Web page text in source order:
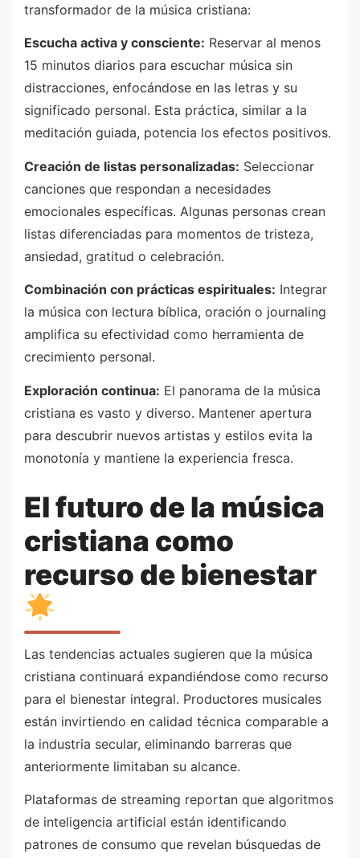
transformador de la música cristiana:
Escucha activa y consciente: Reservar al menos
15 minutos diarios para escuchar música sin
distracciones, enfocándose en las letras y su
significado personal. Esta práctica, similar a la
meditación guiada, potencia los efectos positivos.
Creación de listas personalizadas: Seleccionar
canciones que respondan a necesidades
emocionales específicas. Algunas personas crean
listas diferenciadas para momentos de tristeza,
ansiedad, gratitud o celebración.
Combinación con prácticas espirituales: Integrar
la música con lectura bíblica, oración o journaling
amplifica su efectividad como herramienta de
crecimiento personal.
Exploración continua: El panorama de la música
cristiana es vasto y diverso. Mantener apertura
para descubrir nuevos artistas y estilos evita la
monotonía y mantiene la experiencia fresca.
El futuro de la música
cristiana como
recurso de bienestar
Las tendencias actuales sugieren que la música
cristiana continuará expandiéndose como recurso
para el bienestar integral. Productores musicales
están invirtiendo en calidad técnica comparable a
la industria secular, eliminando barreras que
anteriormente limitaban su alcance.
Plataformas de streaming reportan que algoritmos
de inteligencia artificial están identificando
patrones de consumo que revelan búsquedas de